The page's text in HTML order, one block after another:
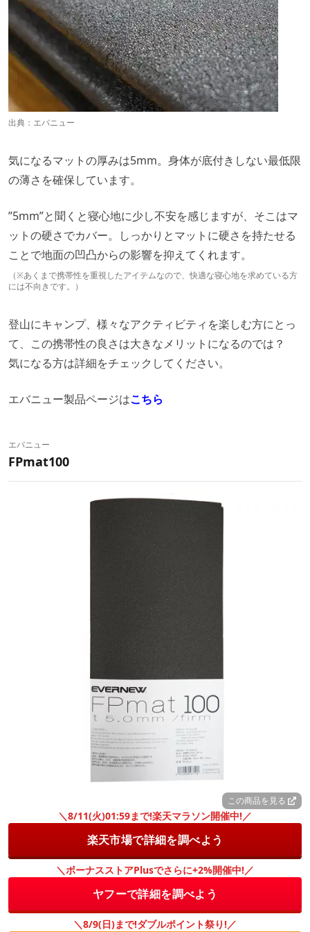
出典： エバニュー
気になるマットの厚みは5mm。身体が底付きしない最低限
の薄さを確保しています。
”5mm”と聞くと寝心地に少し不安を感じますが、そこはマ
ットの硬さでカバー。しっかりとマットに硬さを持たせる
ことで地面の凹凸からの影響を抑えてくれます。
（※あくまで携帯性を重視したアイテムなので、快適な寝心地を求めている方
には不向きです。）
登山にキャンプ、様々なアクティビティを楽しむ方にとっ
て、この携帯性の良さは大きなメリットになるのでは？
気になる方は詳細をチェックしてください。
エバニュー製品ページはこちら
エバニュー
FPmat100
この商品を見る
＼8/11(火)01:59まで!楽天マラソン開催中!／
楽天市場で詳細を調べよう
＼ボーナスストアPlusでさらに+2%開催中!／
ヤフーで詳細を調べよう
＼8/9(日)まで!ダブルポイント祭り!／